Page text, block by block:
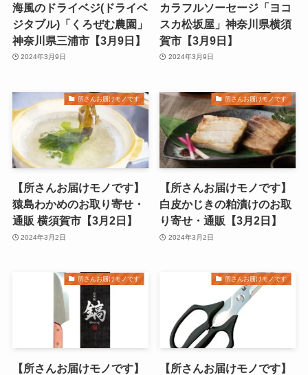
海風のドライベジ(ドライベ
ジタブル)「くろぜむ農園」
神奈川県三浦市【3月9日】
2024年3月9日
カラフルソーセージ「ヨコ
スカ松坂屋」神奈川県横須
賀市【3月9日】
2024年3月9日
所さんお届けモノです
【所さんお届けモノです】
猿島わかめのお取り寄せ・
通販 横須賀市【3月2日】
2024年3月2日
所さんお届けモノです
【所さんお届けモノです】
白皮かじきの粕漬けのお取
り寄せ・通販【3月2日】
2024年3月2日
所さんお届けモノです
【所さんお届けモノです】
所さんお届けモノです
【所さんお届けモノです】